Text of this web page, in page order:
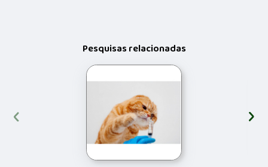
Pesquisas relacionadas
‹ ›